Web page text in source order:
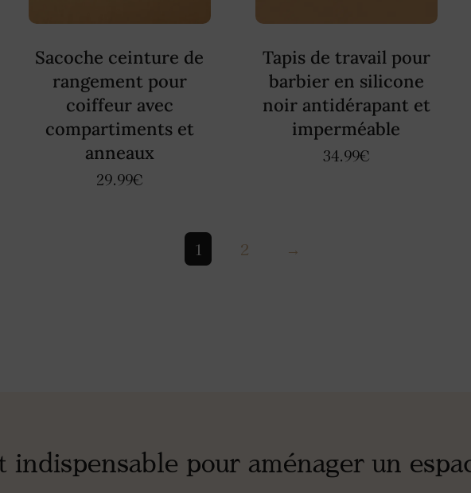
Sacoche ceinture de
rangement pour
coiffeur avec
compartiments et
anneaux
29.99€
Tapis de travail pour
barbier en silicone
noir antidérapant et
imperméable
34.99€
1 2 →
pour aménager un